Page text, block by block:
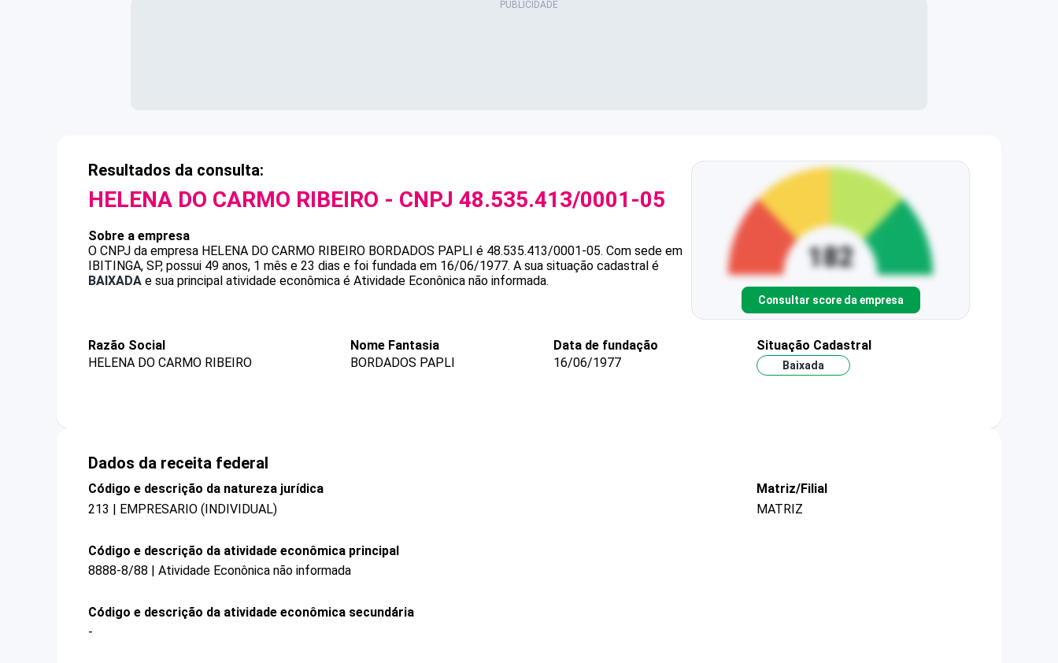
Resultados da consulta:
HELENA DO CARMO RIBEIRO - CNPJ 48.535.413/0001-05
Sobre a empresa
O CNPJ da empresa HELENA DO CARMO RIBEIRO BORDADOS PAPLI é 48.535.413/0001-05. Com sede em
IBITINGA, SP, possui 49 anos, 1 mês e 23 dias e foi fundada em 16/06/1977. A sua situação cadastral é
BAIXADA e sua principal atividade econômica é Atividade Econônica não informada.
Consultar score da empresa
Razão Social
HELENA DO CARMO RIBEIRO
Nome Fantasia
BORDADOS PAPLI
Data de fundação
16/06/1977
Situação Cadastral
Baixada
Dados da receita federal
Código e descrição da natureza jurídica
213 | EMPRESARIO (INDIVIDUAL)
Matriz/Filial
MATRIZ
Código e descrição da atividade econômica principal
8888-8/88 | Atividade Econônica não informada
Código e descrição da atividade econômica secundária
-